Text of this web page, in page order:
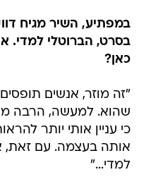
במפתיע, השיר מגיח
בסרט, הברוטלי למדי.
כאן?
"זה מוזר, אנשים
שהוא. למעשה, הרבה
כי עניין אותי יותר
אותה בעצמה. עם זאת,
למדי..."